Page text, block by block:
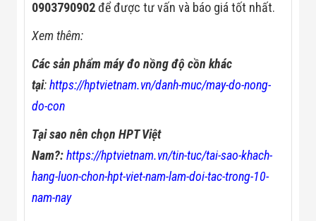
Liên Hệ
0903790902để được tư vấn và báo giá tốt nhất.
Xem thêm:
Các sản phẩm máy đo nồng độ cồn khác
tại:https://hptvietnam.vn/danh-muc/may-do-nong-
do-con
Tại sao nên chọn HPT Việt
Nam?:https://hptvietnam.vn/tin-tuc/tai-sao-khach-
hang-luon-chon-hpt-viet-nam-lam-doi-tac-trong-10-
nam-nay